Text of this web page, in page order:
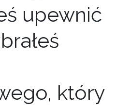
upewnić
który